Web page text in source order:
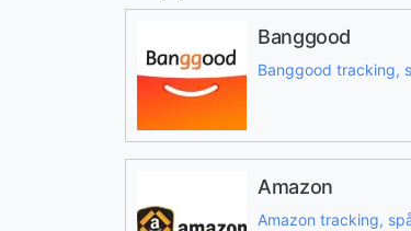
Banggood
Banggood tracking,
Amazon
Amazon tracking,